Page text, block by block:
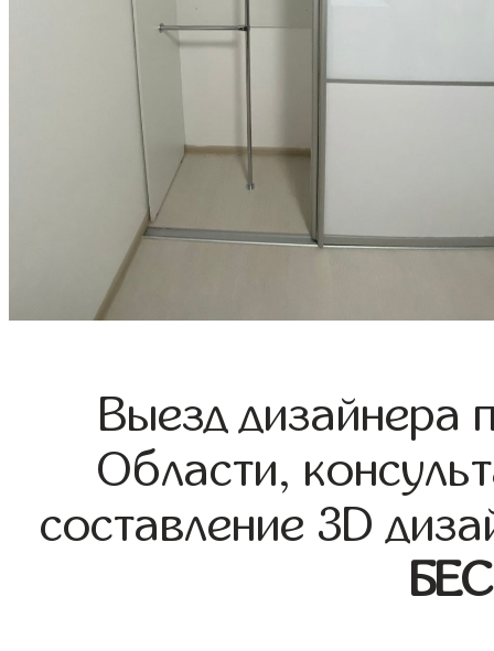
Выезд дизайнера
Области,
составление 3D